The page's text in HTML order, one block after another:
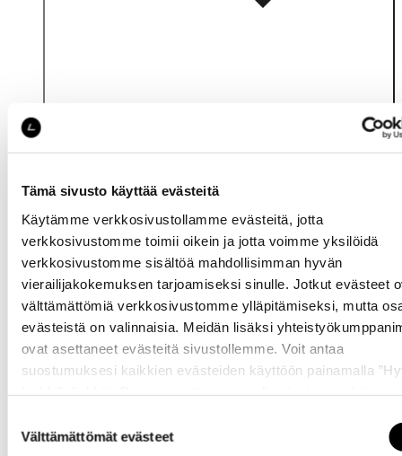
Tämä sivusto käyttää evästeitä
Käytämme verkkosivustollamme evästeitä, jotta
verkkosivustomme toimii oikein ja jotta voimme yksilöidä
verkkosivustomme sisältöä mahdollisimman hyvän
vierailijakokemuksen tarjoamiseksi sinulle. Jotkut evästeet
välttämättömiä verkkosivustomme ylläpitämiseksi, mutta
evästeistä on valinnaisia. Meidän lisäksi
ovat asettaneet evästeitä sivustollemme. Voit antaa
suostumuksesi kaikkien evästeiden käyttöön painamalla
valinta
Välttämättömät evästeet
Katso saatavuus
myymälässä